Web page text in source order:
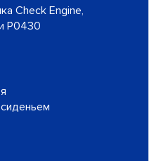
Check Engine,
Р0430